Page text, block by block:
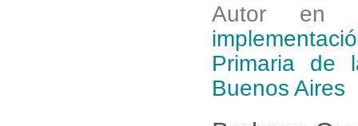
Autor en
Primaria de
Buenos Aires